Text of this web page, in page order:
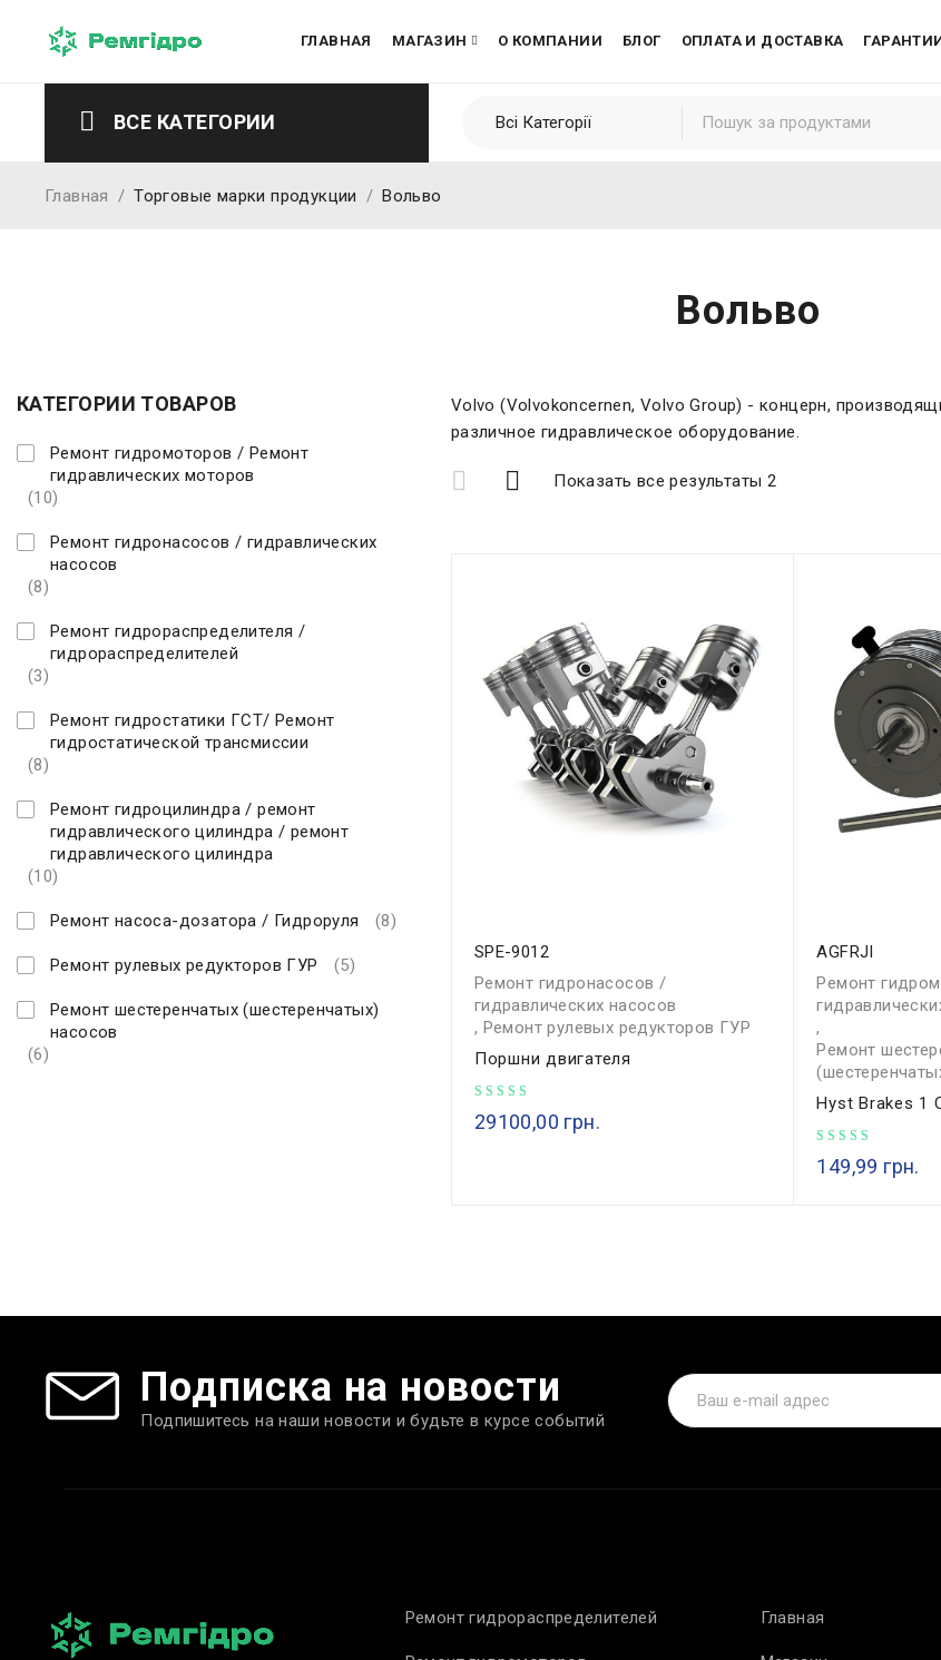
ГЛАВНАЯ МАГАЗИН О КОМПАНИИ БЛОГ ОПЛАТА И ДОСТАВКА
ВСЕ КАТЕГОРИИ
Вольво
Главная / Торговые марки продукции / Вольво
КАТЕГОРИИ ТОВАРОВ
Ремонт гидромоторов / Ремонт
гидравлических моторов
(10)
Ремонт гидронасосов / гидравлических
насосов
(8)
Ремонт гидрораспределителя /
гидрораспределителей
(3)
Ремонт гидростатики ГСТ/ Ремонт
гидростатической трансмиссии
(8)
Ремонт гидроцилиндра / ремонт
гидравлического цилиндра / ремонт
гидравлического цилиндра
(10)
Ремонт насоса-дозатора / Гидроруля (8)
Ремонт рулевых редукторов ГУР (5)
Ремонт шестеренчатых (шестеренчатых)
насосов
(6)
Volvo (Volvokoncernen, Volvo Group) - концерн,
различное гидравлическое оборудование.
Показать все результаты 2
SPE-9012
Ремонт гидронасосов /
гидравлических насосов
, Ремонт рулевых редукторов ГУР
Поршни двигателя
29100,00 грн.
AGFRJI
Ремонт
,
Ремонт
Hyst Brakes 1
149,99 грн.
Подписка на новости
Подпишитесь на наши новости и будьте в курсе событий
Ремонт гидрораспределителей Главная